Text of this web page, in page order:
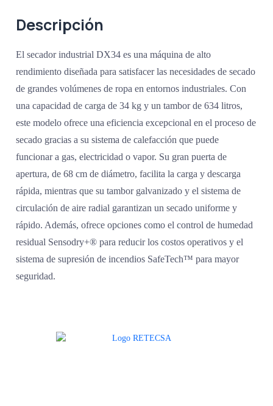
Descripción
El secador industrial DX34 es una máquina de alto
rendimiento diseñada para satisfacer las necesidades de secado
de grandes volúmenes de ropa en entornos industriales. Con
una capacidad de carga de 34 kg y un tambor de 634 litros,
este modelo ofrece una eficiencia excepcional en el proceso de
secado gracias a su sistema de calefacción que puede
funcionar a gas, electricidad o vapor. Su gran puerta de
apertura, de 68 cm de diámetro, facilita la carga y descarga
rápida, mientras que su tambor galvanizado y el sistema de
circulación de aire radial garantizan un secado uniforme y
rápido. Además, ofrece opciones como el control de humedad
residual Sensodry+® para reducir los costos operativos y el
sistema de supresión de incendios SafeTech™ para mayor
seguridad.